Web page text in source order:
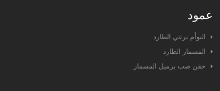
عمود
التوأم برغي الطارد
المسمار الطارد
حقن صب برميل المسمار